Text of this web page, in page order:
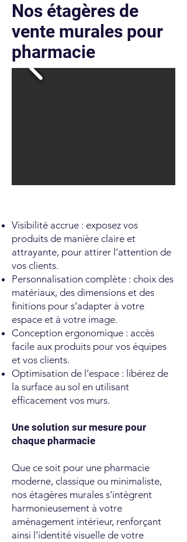
Nos étagères de
vente murales pour
pharmacie
Visibilité accrue : exposez vos
produits de manière claire et
attrayante, pour attirer l’attention de
vos clients.
Personnalisation complète : choix des
matériaux, des dimensions et des
finitions pour s’adapter à votre
espace et à votre image.
Conception ergonomique : accès
facile aux produits pour vos équipes
et vos clients.
Optimisation de l’espace : libérez de
la surface au sol en utilisant
efficacement vos murs.
Une solution sur mesure pour
chaque pharmacie
Que ce soit pour une pharmacie
moderne, classique ou minimaliste,
nos étagères murales s’intègrent
harmonieusement à votre
aménagement intérieur, renforçant
ainsi l’identité visuelle de votre